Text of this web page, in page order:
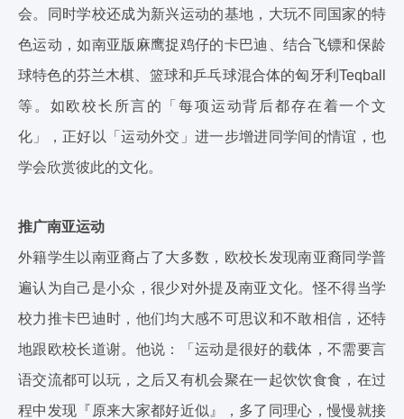
会。同时学校还成为新兴运动的基地，大玩不同国家的特
色运动，如南亚版麻鹰捉鸡仔的卡巴迪、结合飞镖和保龄
球特色的芬兰木棋、篮球和乒乓球混合体的匈牙利Teqball
等。如欧校长所言的「每项运动背后都存在着一个文
化」，正好以「运动外交」进一步增进同学间的情谊，也
学会欣赏彼此的文化。
推广南亚运动
外籍学生以南亚裔占了大多数，欧校长发现南亚裔同学普
遍认为自己是小众，很少对外提及南亚文化。怪不得当学
校力推卡巴迪时，他们均大感不可思议和不敢相信，还特
地跟欧校长道谢。他说：「运动是很好的载体，不需要言
语交流都可以玩，之后又有机会聚在一起饮饮食食，在过
程中发现『原来大家都好近似』，多了同理心，慢慢就接